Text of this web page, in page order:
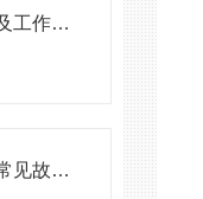
高压共箱母线槽结构特点及工作原理
插接式母线槽维护保养及常见故障处理指南